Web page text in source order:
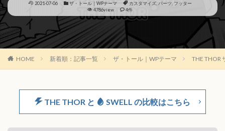
2021-07-06 ザ・トール｜WPテーマ カスタマイズ, パーツ フッター
4786view
4件
HOME 新着順：記事一覧 ザ・トール｜WPテーマ THE THOR
THE THOR と SWELL の比較はこちら